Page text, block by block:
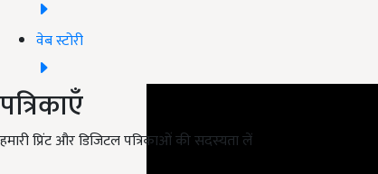
वेब स्टोरी
पत्रिकाएँ
हमारी प्रिंट और डिजिटल पत्रिकाओं की सदस्यता लें